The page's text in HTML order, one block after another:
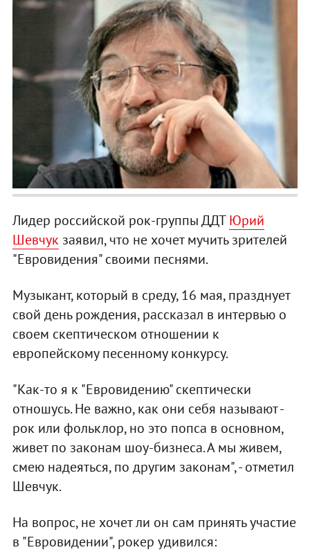
Лидер российской рок-группы ДДТЮрий
Шевчук заявил, что не хочет мучить зрителей
"Евровидения" своими песнями.
Музыкант, который в среду, 16 мая, празднует
свой день рождения, рассказал в интервью о
своем скептическом отношении к
европейскому песенному конкурсу.
"Как-то я к "Евровидению" скептически
отношусь. Не важно, как они себя называют -
рок или фольклор, но это попса в основном,
живет по законам шоу-бизнеса. А мы живем,
смею надеяться, по другим законам", - отметил
Шевчук.
На вопрос, не хочет ли он сам принять участие
в "Евровидении", рокер удивился: